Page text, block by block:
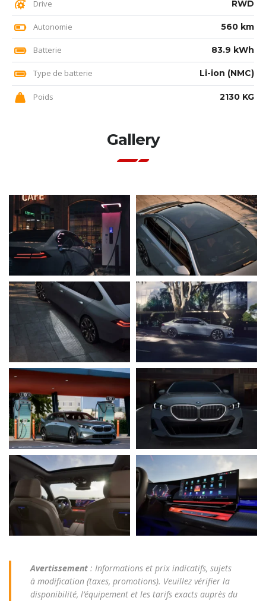
Drive RWD
Autonomie 560 km
Batterie 83.9 kWh
Type de batterie Li-ion (NMC)
Poids 2130 KG
Gallery
Avertissement : Informations et prix indicatifs, sujets
à modification (taxes, promotions). Veuillez vérifier la
disponibilité, l’équipement et les tarifs exacts auprès du